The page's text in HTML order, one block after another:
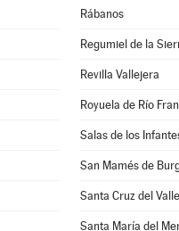
Rábanos
Regumiel de la
Revilla Vallejera
Royuela de Río
Salas de los
San Mamés de
Santa Cruz del
Santa María del